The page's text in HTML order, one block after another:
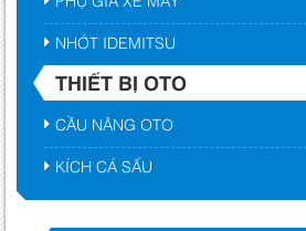
NHỚT IDEMITSU
THIẾT BỊ OTO
CẦU NÂNG OTO
KÍCH CÁ SẤU